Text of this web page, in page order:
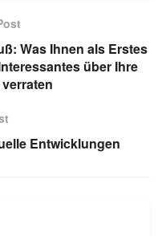
Was Ihnen als Erstes
über Ihre
Entwicklungen